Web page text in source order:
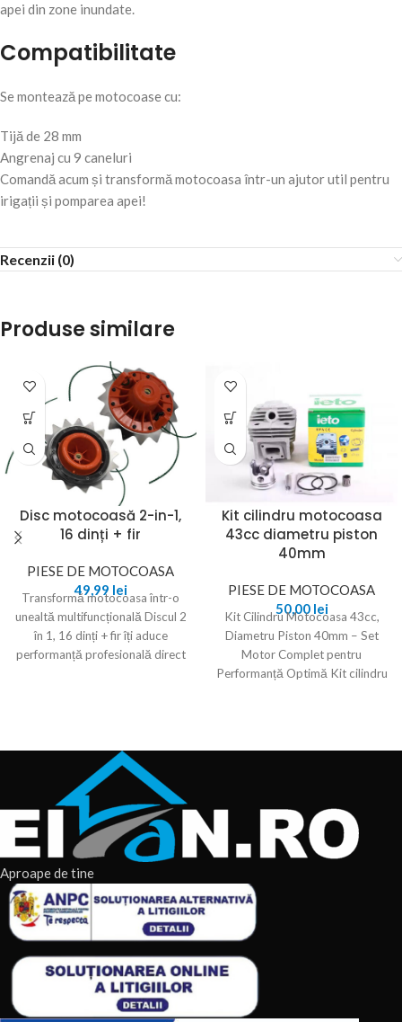
apei din zone inundate.
Compatibilitate
Se montează pe motocoase cu:
Tijă de 28 mm
Angrenaj cu 9 caneluri
Comandă acum și transformă motocoasa într-un ajutor util pentru
irigații și pomparea apei!
Recenzii (0)
Produse similare
Disc motocoasă 2-in-1,
16 dinți + fir
PIESE DE MOTOCOASA
49,99 lei
Transformă motocoasa într-o
unealtă multifuncțională Discul 2
în 1, 16 dinți + fir îți aduce
performanță profesională direct
Kit cilindru motocoasa
43cc diametru piston
40mm
PIESE DE MOTOCOASA
50,00 lei
Kit Cilindru Motocoasa 43cc,
Diametru Piston 40mm – Set
Motor Complet pentru
Performanță Optimă Kit cilindru
Aproape de tine